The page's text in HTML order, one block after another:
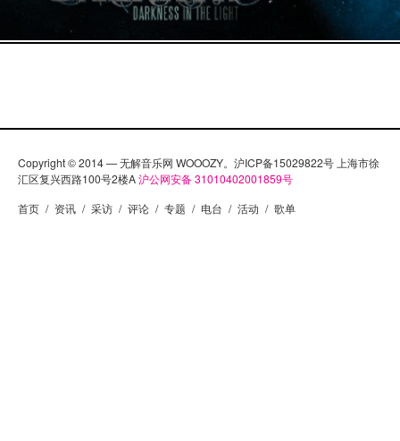
Copyright © 2014 — 无解音乐网 WOOOZY。沪ICP备15029822号 上海市徐
汇区复兴西路100号2楼A沪公网安备 31010402001859号
首页 / 资讯 / 采访 / 评论 / 专题 / 电台 / 活动 / 歌单